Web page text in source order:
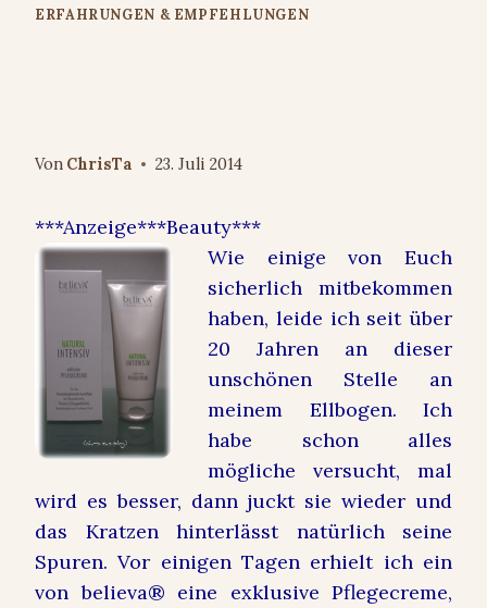
ERFAHRUNGEN & EMPFEHLUNGEN
Von ChrisTa 23. Juli 2014
***Anzeige***Beauty***
Wie einige von Euch
sicherlich mitbekommen
haben, leide ich seit über
20 Jahren an dieser
unschönen Stelle an
meinem Ellbogen. Ich
habe schon alles
mögliche versucht, mal
wird es besser, dann juckt sie wieder und
das Kratzen hinterlässt natürlich seine
Spuren. Vor einigen Tagen erhielt ich ein
von believa® eine exklusive Pflegecreme,